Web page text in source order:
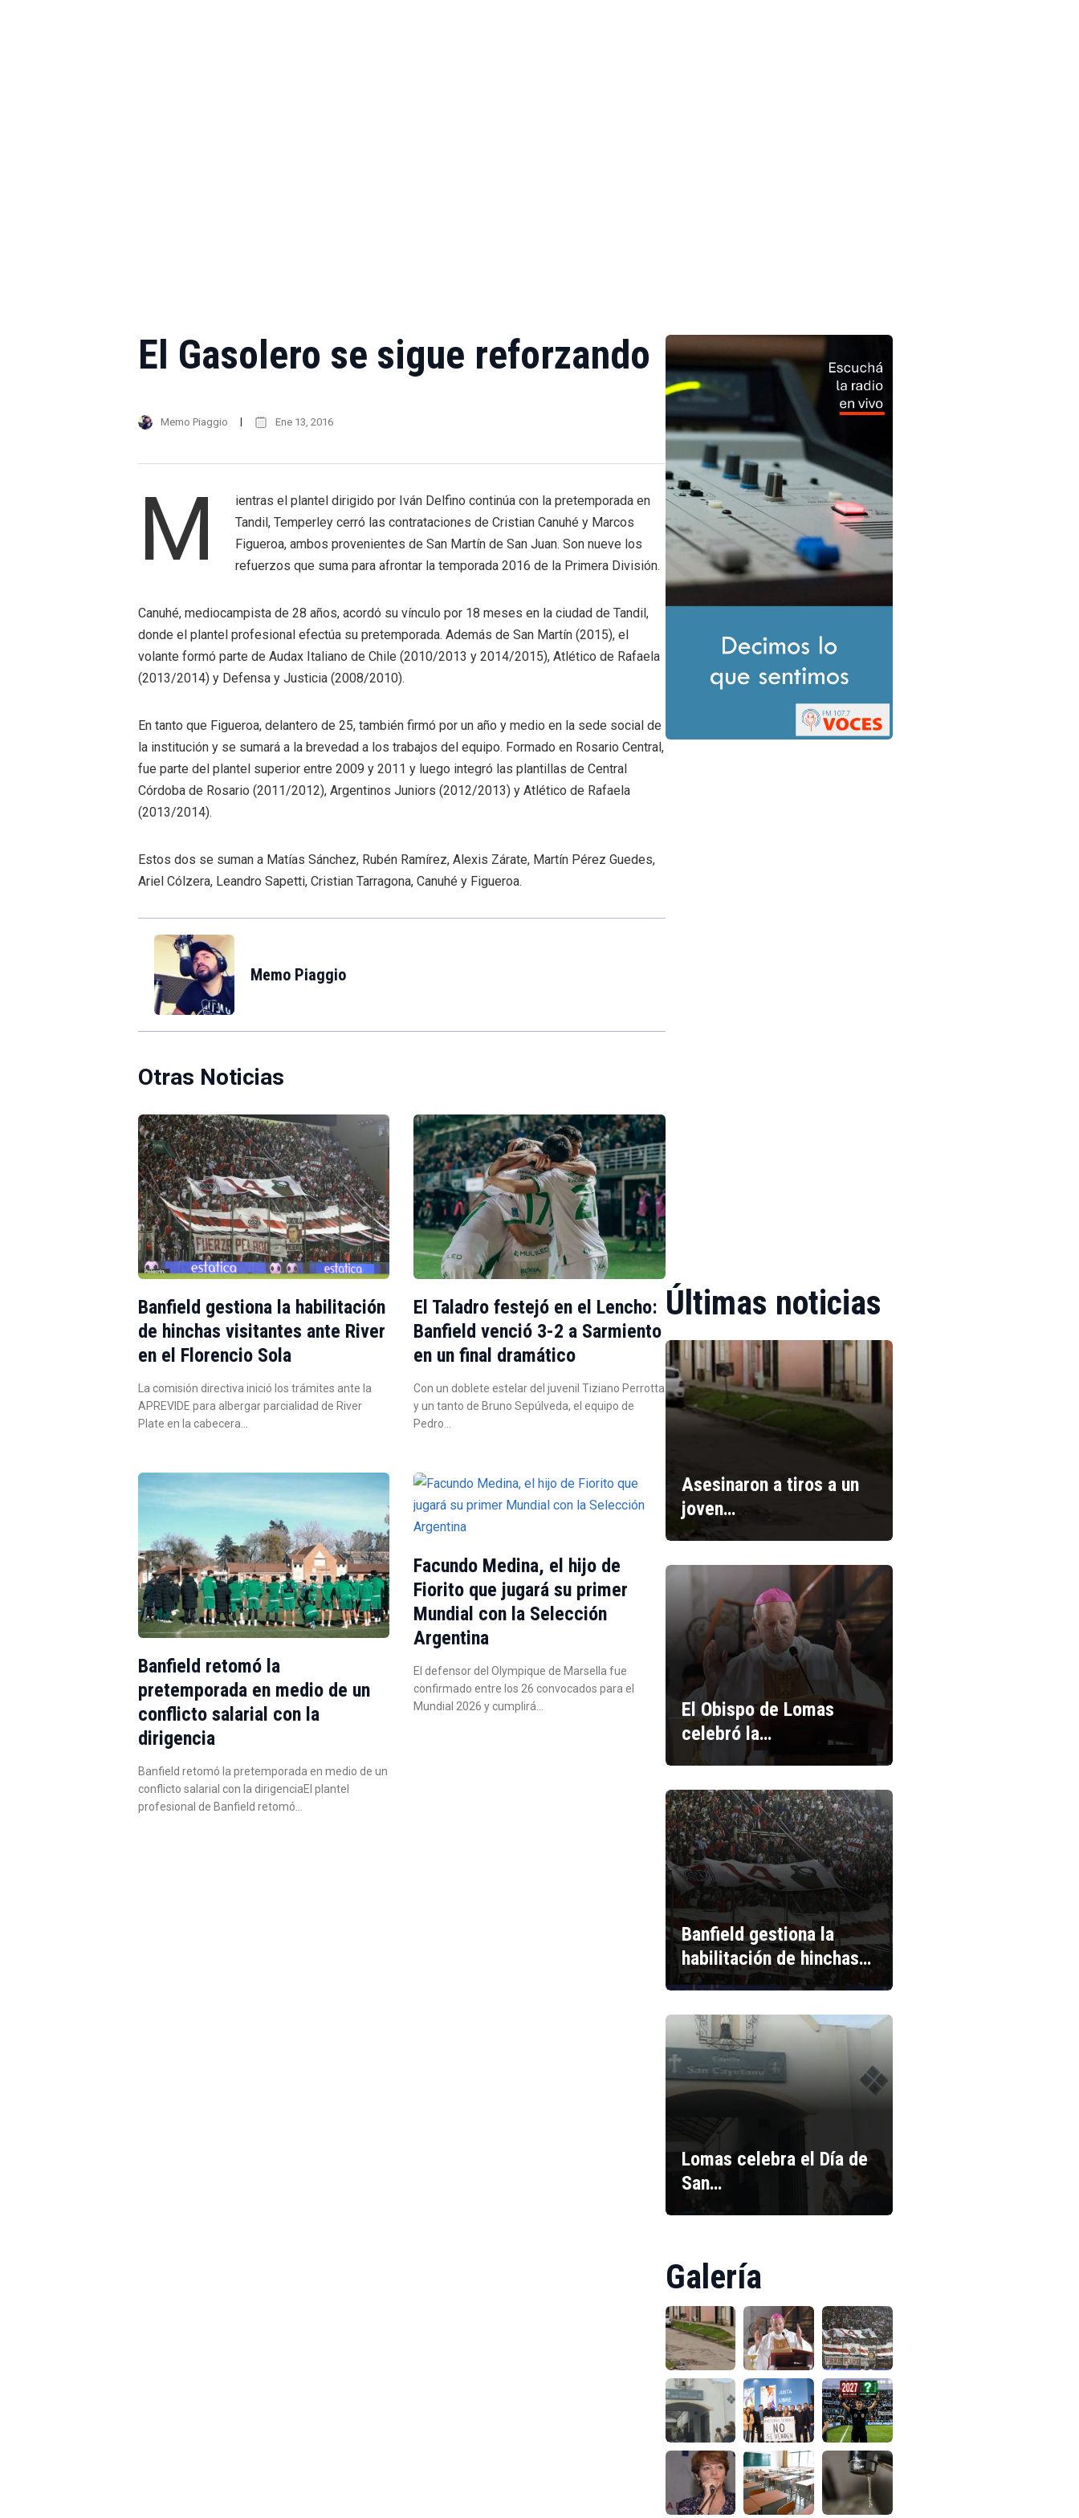
El Gasolero se sigue reforzando
Memo Piaggio Ene 13, 2016
M
ientras el plantel dirigido por Iván Delfino continúa con la pretemporada en
Tandil, Temperley cerró las contrataciones de Cristian Canuhé y Marcos
Figueroa, ambos provenientes de San Martín de San Juan. Son nueve los
refuerzos que suma para afrontar la temporada 2016 de la Primera División.
Canuhé, mediocampista de 28 años, acordó su vínculo por 18 meses en la ciudad de Tandil,
donde el plantel profesional efectúa su pretemporada. Además de San Martín (2015), el
volante formó parte de Audax Italiano de Chile (2010/2013 y 2014/2015), Atlético de Rafaela
(2013/2014) y Defensa y Justicia (2008/2010).
En tanto que Figueroa, delantero de 25, también firmó por un año y medio en la sede social de
la institución y se sumará a la brevedad a los trabajos del equipo. Formado en Rosario Central,
fue parte del plantel superior entre 2009 y 2011 y luego integró las plantillas de Central
Córdoba de Rosario (2011/2012), Argentinos Juniors (2012/2013) y Atlético de Rafaela
(2013/2014).
Estos dos se suman a Matías Sánchez, Rubén Ramírez, Alexis Zárate, Martín Pérez Guedes,
Ariel Cólzera, Leandro Sapetti, Cristian Tarragona, Canuhé y Figueroa.
Memo Piaggio
Otras Noticias
Banfield gestiona la habilitación
de hinchas visitantes ante River
en el Florencio Sola
La comisión directiva inició los trámites ante la
APREVIDE para albergar parcialidad de River
Plate en la cabecera…
El Taladro festejó en el Lencho:
Banfield venció 3-2 a Sarmiento
en un final dramático
Con un doblete estelar del juvenil Tiziano Perrotta
y un tanto de Bruno Sepúlveda, el equipo de
Pedro…
Banfield retomó la
pretemporada en medio de un
conflicto salarial con la
dirigencia
Banfield retomó la pretemporada en medio de un
conflicto salarial con la dirigenciaEl plantel
profesional de Banfield retomó…
Facundo Medina, el hijo de
Fiorito que jugará su primer
Mundial con la Selección
Argentina
El defensor del Olympique de Marsella fue
confirmado entre los 26 convocados para el
Mundial 2026 y cumplirá…
Últimas noticias
Asesinaron a tiros a un
joven…
El Obispo de Lomas
celebró la…
Banfield gestiona la
habilitación de hinchas…
Lomas celebra el Día de
San…
Galería